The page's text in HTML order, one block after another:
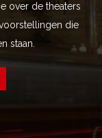
over de theaters
die
staan.